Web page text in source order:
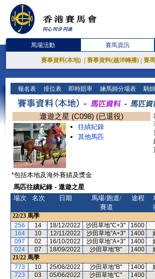
馬場活動 賽馬資訊
賽事資料(本地) 賽事資料(越洋轉播) 賽
報名表 排位表 即時賠率 練馬師分場表 騎
遨遊之星 (C098) (已退役)
往績紀錄
其他馬匹
*包括本地及海外賽績及獎金
馬匹往績紀錄 - 遨遊之星
場次
名次 日期
馬場/跑道/
賽道
途程
22/23 馬季
256
14 18/12/2022 沙田草地"C+3" 1600
164
10 12/11/2022 沙田草地"A+3" 1400
097
02 16/10/2022 沙田草地"A+3" 1400
024
07 18/09/2022 沙田草地"B" 1400
21/22 馬季
773
10 25/06/2022 沙田草地"B" 1400
723
03 05/06/2022 沙田草地"C" 1400